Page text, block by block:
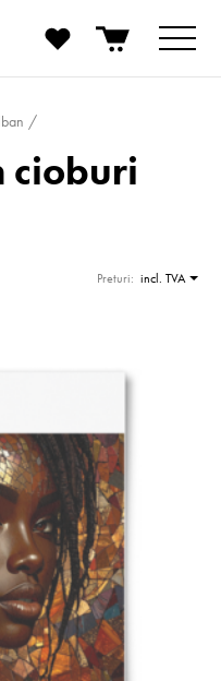
cioburi
Preturi: incl. TVA